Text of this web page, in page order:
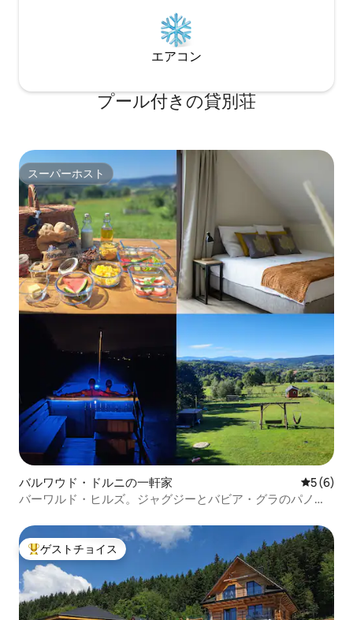
エアコン
プール付きの貸別荘
スーパーホスト
スーパーホスト
バルワウド・ドルニの一軒家 レビュー
5 (6)
バーワルド・ヒルズ。ジャグジーとバビア・グラのパノラ
大好評のゲストチョイスです。
ゲストチョイス